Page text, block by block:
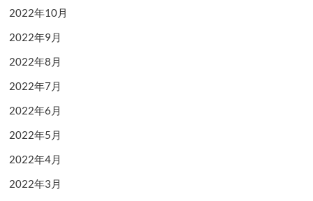
2022年10月
2022年9月
2022年8月
2022年7月
2022年6月
2022年5月
2022年4月
2022年3月